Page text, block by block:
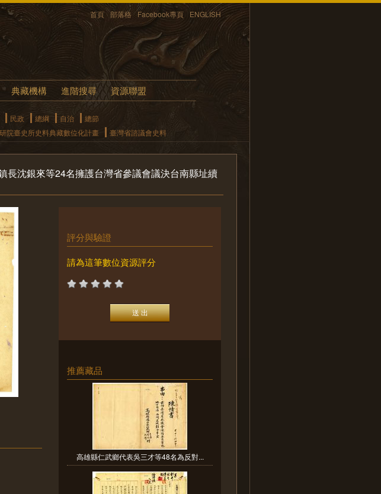
首頁 部落格 Facebook專頁 ENGLISH
典藏機構 進階搜尋 資源聯盟
民政 總綱 自治
總節
院臺史所史料典藏數位化計畫 臺灣省諮議會史料
長沈銀來等24名擁護台灣省參議會議決台南縣址續
評分與驗證
請為這筆數位資源評分
推薦藏品
高雄縣仁武鄉代表吳三才等48名為反對...